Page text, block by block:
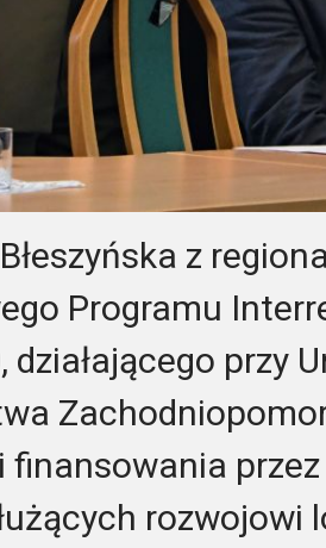
z
Programu
działającego przy
finansowania
rozwojowi